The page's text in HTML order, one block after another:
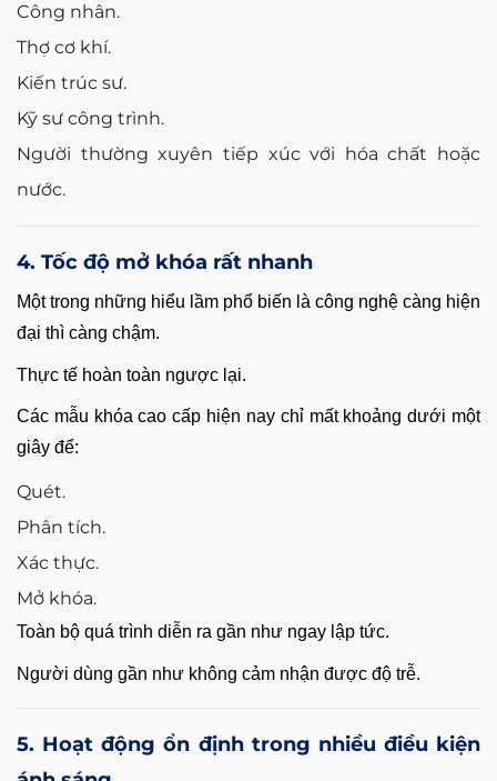
Công nhân.
Thợ cơ khí.
Kiến trúc sư.
Kỹ sư công trình.
Người thường xuyên tiếp xúc với hóa chất hoặc
nước.
4. Tốc độ mở khóa rất nhanh
Một trong những hiểu lầm phổ biến là công nghệ càng hiện
đại thì càng chậm.
Thực tế hoàn toàn ngược lại.
Các mẫu khóa cao cấp hiện nay chỉ mất khoảng dưới một
giây để:
Quét.
Phân tích.
Xác thực.
Mở khóa.
Toàn bộ quá trình diễn ra gần như ngay lập tức.
Người dùng gần như không cảm nhận được độ trễ.
5. Hoạt động ổn định trong nhiều điều kiện